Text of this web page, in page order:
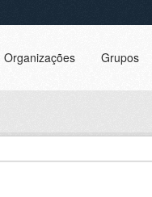
Organizações Grupos